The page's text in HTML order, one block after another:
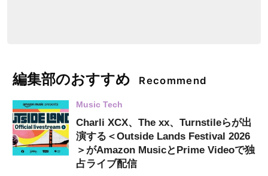
編集部のおすすめ Recommend
Music Tech
Charli XCX、The xx、Turnstileらが出
演する＜Outside Lands Festival 2026
＞がAmazon MusicとPrime Videoで独
占ライブ配信